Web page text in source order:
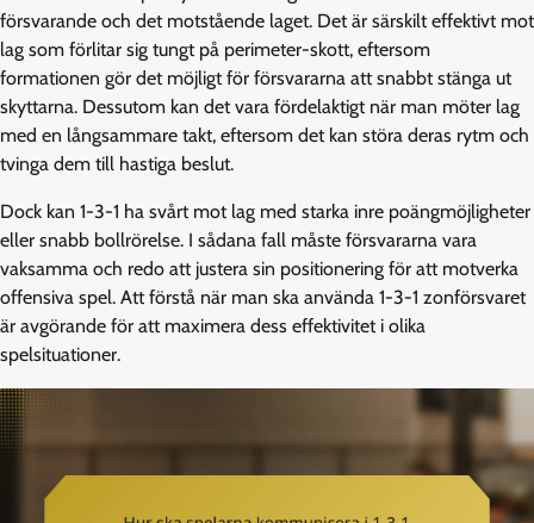
försvarande och det motstående laget. Det är särskilt effektivt mot
lag som förlitar sig tungt på perimeter-skott, eftersom
formationen gör det möjligt för försvararna att snabbt stänga ut
skyttarna. Dessutom kan det vara fördelaktigt när man möter lag
med en långsammare takt, eftersom det kan störa deras rytm och
tvinga dem till hastiga beslut.
Dock kan 1-3-1 ha svårt mot lag med starka inre poängmöjligheter
eller snabb bollrörelse. I sådana fall måste försvararna vara
vaksamma och redo att justera sin positionering för att motverka
offensiva spel. Att förstå när man ska använda 1-3-1 zonförsvaret
är avgörande för att maximera dess effektivitet i olika
spelsituationer.